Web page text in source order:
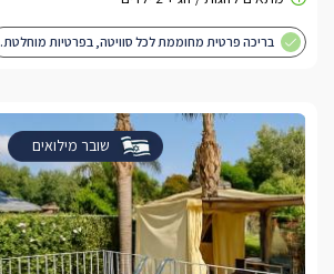
בריכה פרטית מחוממת לכל סוויטה, בפרטיות מוחלטת.
שובר מילואים